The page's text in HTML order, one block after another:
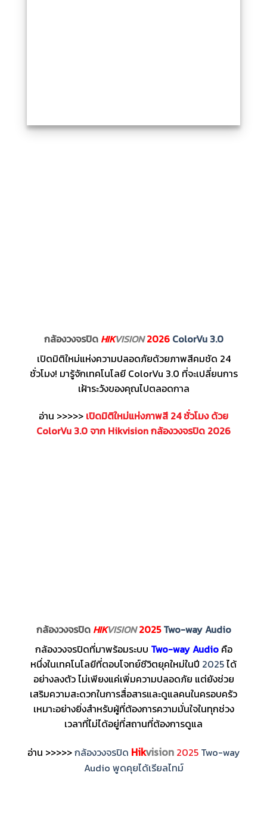
กล้องวงจรปิด HIKVISION 2026 ColorVu 3.0
เปิดมิติใหม่แห่งความปลอดภัยด้วยภาพสีคมชัด 24
ชั่วโมง! มารู้จักเทคโนโลยี ColorVu 3.0 ที่จะเปลี่ยนการ
เฝ้าระวังของคุณไปตลอดกาล
อ่าน >>>>> เปิดมิติใหม่แห่งภาพสี 24 ชั่วโมง ด้วย
ColorVu 3.0 จาก Hikvision กล้องวงจรปิด 2026
กล้องวงจรปิด HIKVISION 2025 Two-way Audio
กล้องวงจรปิดที่มาพร้อมระบบ Two-way Audioคือ
หนึ่งในเทคโนโลยีที่ตอบโจทย์ชีวิตยุคใหม่ในปี 2025ได้
อย่างลงตัว ไม่เพียงแค่เพิ่มความปลอดภัย แต่ยังช่วย
เสริมความสะดวกในการสื่อสารและดูแลคนในครอบครัว
เหมาะอย่างยิ่งสำหรับผู้ที่ต้องการความมั่นใจในทุกช่วง
เวลาที่ไม่ได้อยู่ที่สถานที่ต้องการดูแล
อ่าน >>>>>กล้องวงจรปิด Hikvision 2025Two-way
Audio พูดคุยได้เรียลไทม์